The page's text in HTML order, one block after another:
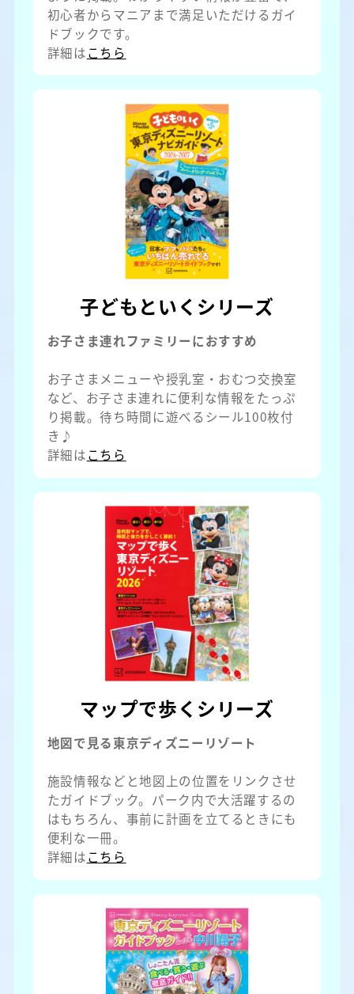
初心者からマニアまで満足いただけるガイ
ドブックです。
詳細はこちら
子どもといくシリーズ
お子さま連れファミリーにおすすめ
お子さまメニューや授乳室・おむつ交換室
など、お子さま連れに便利な情報をたっぷ
り掲載。待ち時間に遊べるシール100枚付
き♪
詳細はこちら
マップで歩くシリーズ
地図で見る東京ディズニーリゾート
施設情報などと地図上の位置をリンクさせ
たガイドブック。パーク内で大活躍するの
はもちろん、事前に計画を立てるときにも
便利な一冊。
詳細はこちら